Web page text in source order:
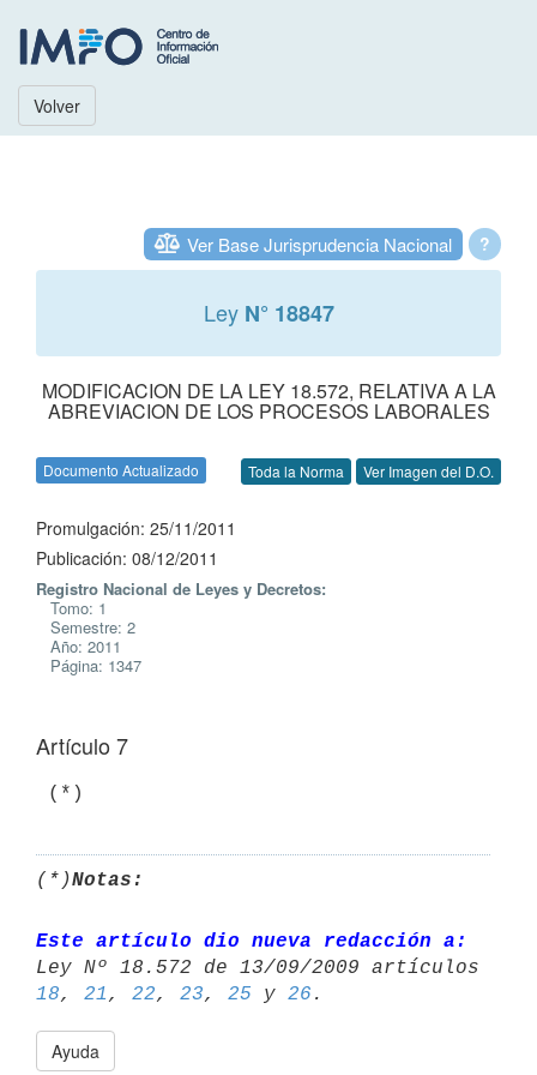
Volver
?
Ver Base Jurisprudencia Nacional
Ley N° 18847
MODIFICACION DE LA LEY 18.572, RELATIVA A LA
ABREVIACION DE LOS PROCESOS LABORALES
Documento Actualizado Toda la Norma Ver Imagen del D.O.
Promulgación: 25/11/2011
Publicación: 08/12/2011
Registro Nacional de Leyes y Decretos:
Tomo: 1
Semestre: 2
Año: 2011
Página: 1347
Artículo 7
(*)
(*)Notas:
Este artículo dio nueva redacción a:
18, 21 , 22, 23, 25 y 26
Ayuda